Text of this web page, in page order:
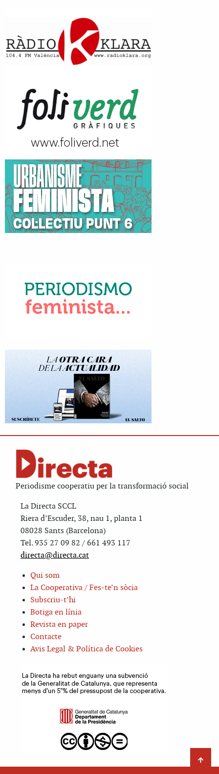
Periodisme cooperatiu per la transformació social
La Directa SCCL
Riera d’Escuder, 38, nau 1, planta 1
08028 Sants (Barcelona)
Tel. 935 27 09 82 / 661 493 117
directa@directa.cat
Qui som
La Cooperativa / Fes-te’n sòcia
Subscriu-t’hi
Botiga en línia
Revista en paper
Contacte
Avis Legal & Política de Cookies